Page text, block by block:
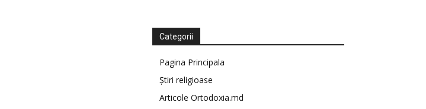
Categorii
Pagina Principala
Știri religioase
Articole Ortodoxia.md